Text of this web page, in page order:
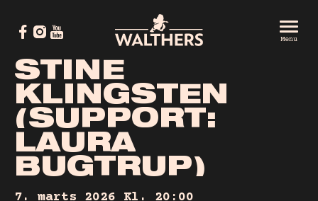
Menu
STINE
KLINGSTEN
(SUPPORT:
LAURA
BUG T RUP)
7. marts 2026 Kl. 20:00